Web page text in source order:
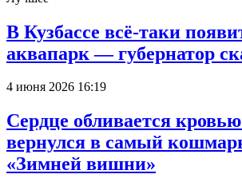
В Кузбассе всё-таки
аквапарк — губернатор
4 июня 2026 16:19
Сердце обливается
вернулся в самый
«Зимней вишни»